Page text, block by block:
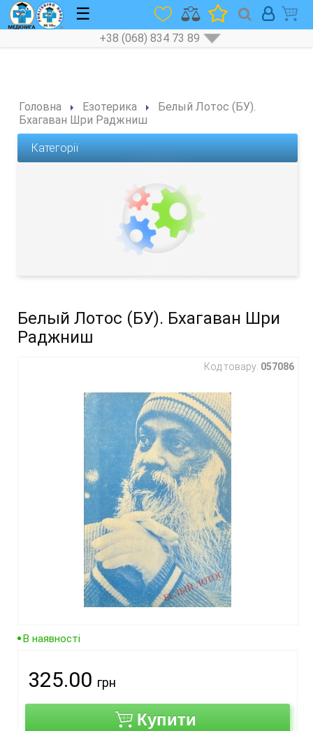
☰
+38 (068) 834 73 89
Головна Езотерика
Белый Лотос (БУ).
Бхагаван Шри Раджниш
Категорії
Белый Лотос (БУ). Бхагаван Шри
Раджниш
Код товару: 057086
В наявності
325.00 грн
Купити